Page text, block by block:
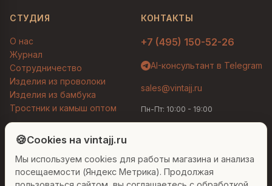
СТУДИЯ
О нас
Журнал
Сотрудничество
Изделия из проволоки
Изделия из бамбука
Тростник и камыш оптом
КОНТАКТЫ
+7 (495) 150-52-26
AI-консультант в Telegram
sales@vintajj.ru
Пн-Пт: 10:00 - 19:00
© 2026 Vintajj. Все права защищены.
Договор оферты
Политика конфиденциальности
Согласие на обработку ПДн
Настройки cookies
🍪Cookies на vintajj.ru
Мы используем cookies для работы магазина и анализа
посещаемости (Яндекс Метрика). Продолжая
Людмила
Привет! Я Людмила, ваш персональный
консультант по декору. Чем могу помочь?